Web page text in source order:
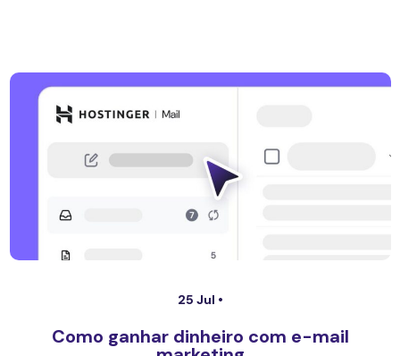
25 Jul •
Como ganhar dinheiro com e-mail